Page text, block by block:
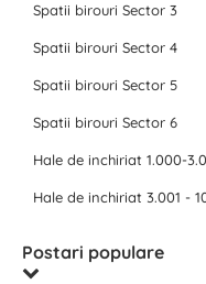
Spatii birouri Sector 3
Spatii birouri Sector 4
Spatii birouri Sector 5
Spatii birouri Sector 6
Hale de inchiriat 1.000-
Hale de inchiriat 3.001 -
Postari populare